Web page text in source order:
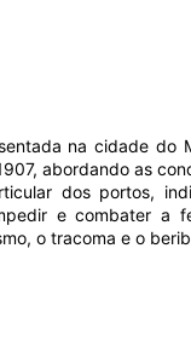
na cidade do
abordando as
dos portos,
e combater a
o tracoma e o